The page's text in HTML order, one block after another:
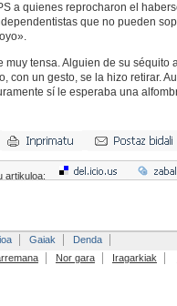
a quienes reprocharon el
que no pueden
muy tensa. Alguien de su séquito
con un gesto, se la hizo retirar.
sí le esperaba una
artikuloa:
Gaiak
Denda
Nor gara Iragarkiak